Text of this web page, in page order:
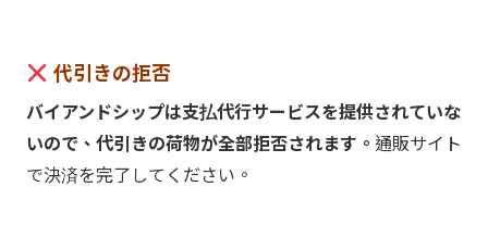
代引きの拒否
バイアンドシップは支払代行サービスを提供されていな
いので、代引きの荷物が全部拒否されます。 通販サイト
で決済を完了してください。